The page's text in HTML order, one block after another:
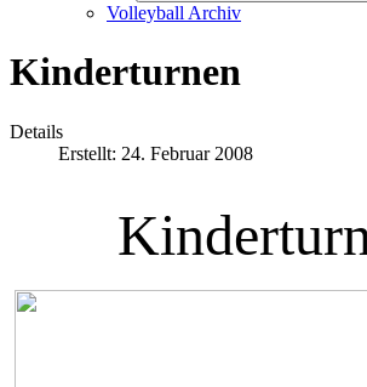
Volleyball Archiv
Kinderturnen
Details
Erstellt: 24. Februar 2008